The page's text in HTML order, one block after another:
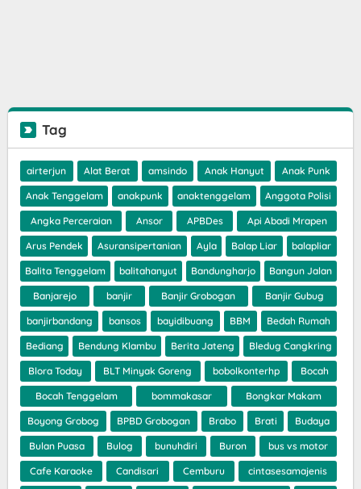
Tag
airterjun Alat Berat amsindo Anak Hanyut Anak Punk
Anak Tenggelam anakpunk anaktenggelam Anggota Polisi
Angka Perceraian Ansor APBDes Api Abadi Mrapen
Arus Pendek Asuransipertanian Ayla Balap Liar balapliar
Balita Tenggelam balitahanyut Bandungharjo Bangun Jalan
Banjarejo banjir Banjir Grobogan Banjir Gubug
banjirbandang bansos bayidibuang BBM Bedah Rumah
Bediang Bendung Klambu Berita Jateng Bledug Cangkring
Blora Today BLT Minyak Goreng bobolkonterhp Bocah
Bocah Tenggelam bommakasar Bongkar Makam
Boyong Grobog BPBD Grobogan Brabo Brati Budaya
Bulan Puasa Bulog bunuhdiri Buron bus vs motor
Cafe Karaoke Candisari Cemburu cintasesamajenis